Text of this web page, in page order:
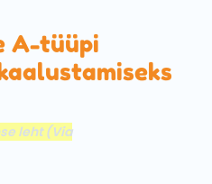
A-tüüpi
leht(Via